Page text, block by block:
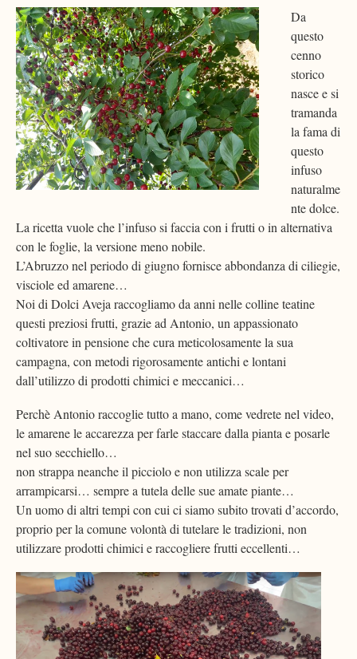
Da
questo
cenno
storico
nasce e si
tramanda
la fama di
questo
infuso
naturalme
nte dolce.
La ricetta vuole che l’infuso si faccia con i frutti o in alternativa
con le foglie, la versione meno nobile.
L’Abruzzo nel periodo di giugno fornisce abbondanza di ciliegie,
visciole ed amarene…
Noi di Dolci Aveja raccogliamo da anni nelle colline teatine
questi preziosi frutti, grazie ad Antonio, un appassionato
coltivatore in pensione che cura meticolosamente la sua
campagna, con metodi rigorosamente antichi e lontani
dall’utilizzo di prodotti chimici e meccanici…
Perchè Antonio raccoglie tutto a mano, come vedrete nel video,
le amarene le accarezza per farle staccare dalla pianta e posarle
nel suo secchiello…
non strappa neanche il picciolo e non utilizza scale per
arrampicarsi… sempre a tutela delle sue amate piante…
Un uomo di altri tempi con cui ci siamo subito trovati d’accordo,
proprio per la comune volontà di tutelare le tradizioni, non
utilizzare prodotti chimici e raccogliere frutti eccellenti…